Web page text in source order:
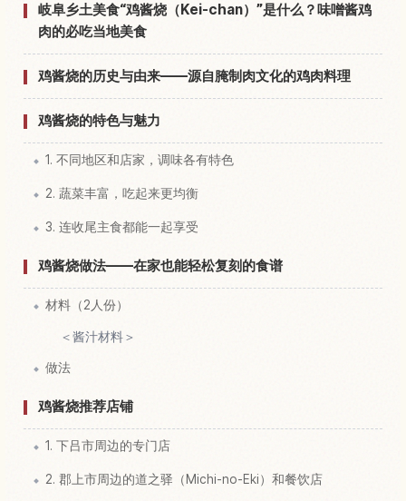
岐阜乡土美食“鸡酱烧（Kei-chan）”是什么？味噌酱鸡
肉的必吃当地美食
鸡酱烧的历史与由来——源自腌制肉文化的鸡肉料理
鸡酱烧的特色与魅力
1. 不同地区和店家，调味各有特色
2. 蔬菜丰富，吃起来更均衡
3. 连收尾主食都能一起享受
鸡酱烧做法——在家也能轻松复刻的食谱
材料（2人份）
＜酱汁材料＞
做法
鸡酱烧推荐店铺
1. 下吕市周边的专门店
2. 郡上市周边的道之驿（Michi-no-Eki）和餐饮店